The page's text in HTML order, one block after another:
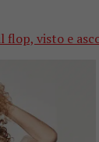
visto e